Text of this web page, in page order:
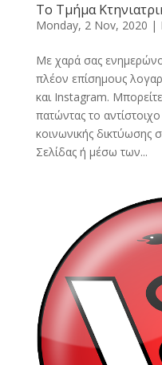
To Τμήμα
Monday, 2 Nov, 2020 |
Με χαρά σας
πλέον επίσημους
και Instagram.
πατώντας το
κοινωνικής δικτύωσης
Σελίδας ή μέσω των...